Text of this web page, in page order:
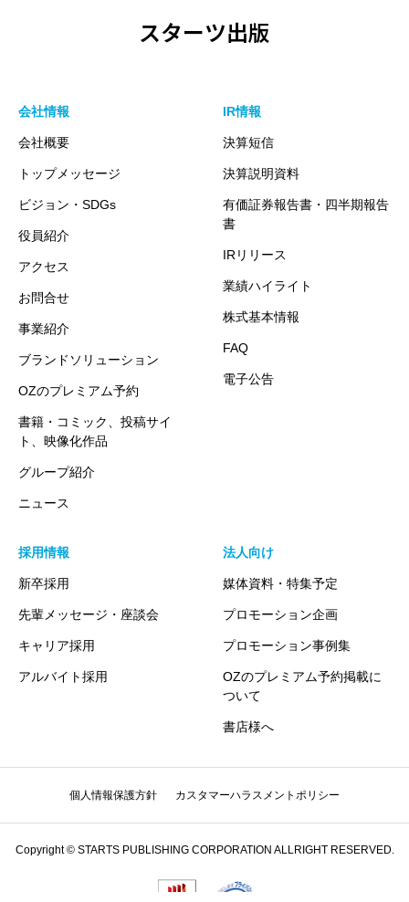
スターツ出版
会社情報
会社概要
トップメッセージ
ビジョン・SDGs
役員紹介
アクセス
お問合せ
事業紹介
ブランドソリューション
OZのプレミアム予約
書籍・コミック、投稿サイ
ト、映像化作品
グループ紹介
ニュース
IR情報
決算短信
決算説明資料
有価証券報告書・四半期報告
書
IRリリース
業績ハイライト
株式基本情報
FAQ
電子公告
採用情報
新卒採用
先輩メッセージ・座談会
キャリア採用
アルバイト採用
法人向け
媒体資料・特集予定
プロモーション企画
プロモーション事例集
OZのプレミアム予約掲載に
ついて
書店様へ
個人情報保護方針 カスタマーハラスメントポリシー
Copyright © STARTS PUBLISHING CORPORATION ALLRIGHT RESERVED.